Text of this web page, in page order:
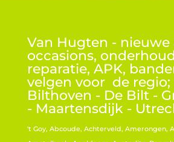
Van Hugten - nieuwe
occasions,
reparatie, APK,
velgen voor de regio;
Bilthoven - De Bilt -
- Maartensdijk -
't Goy, Abcoude, Achterveld, Amerongen,